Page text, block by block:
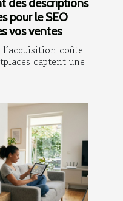
pour le SEO
vos ventes
coûte
captent une